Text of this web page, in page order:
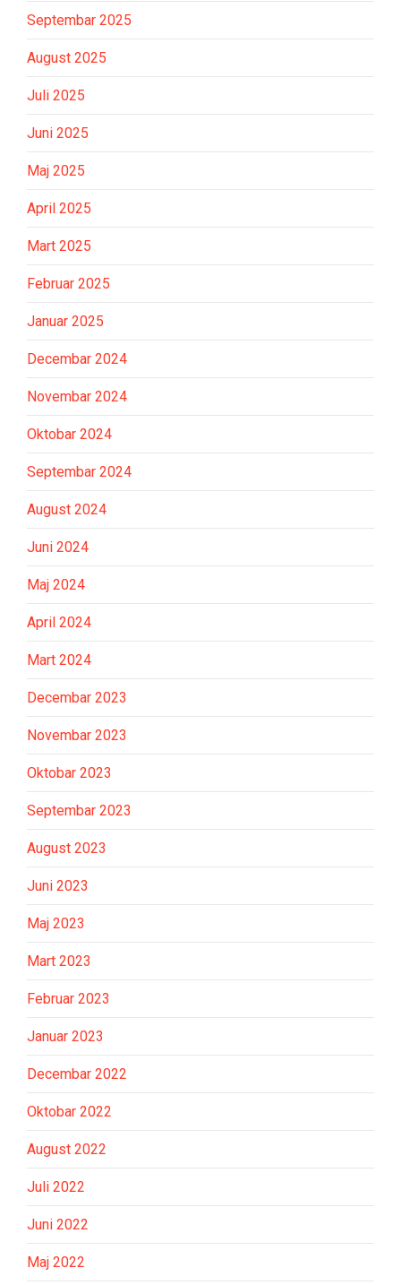
Septembar 2025
August 2025
Juli 2025
Juni 2025
Maj 2025
April 2025
Mart 2025
Februar 2025
Januar 2025
Decembar 2024
Novembar 2024
Oktobar 2024
Septembar 2024
August 2024
Juni 2024
Maj 2024
April 2024
Mart 2024
Decembar 2023
Novembar 2023
Oktobar 2023
Septembar 2023
August 2023
Juni 2023
Maj 2023
Mart 2023
Februar 2023
Januar 2023
Decembar 2022
Oktobar 2022
August 2022
Juli 2022
Juni 2022
Maj 2022